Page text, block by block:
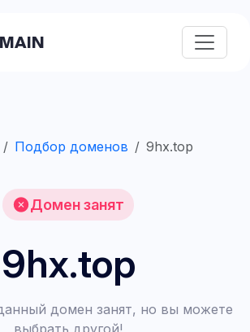
Подбор доменов 9hx.top
Домен занят
9hx.top
домен занят, но вы можете
выбрать другой!